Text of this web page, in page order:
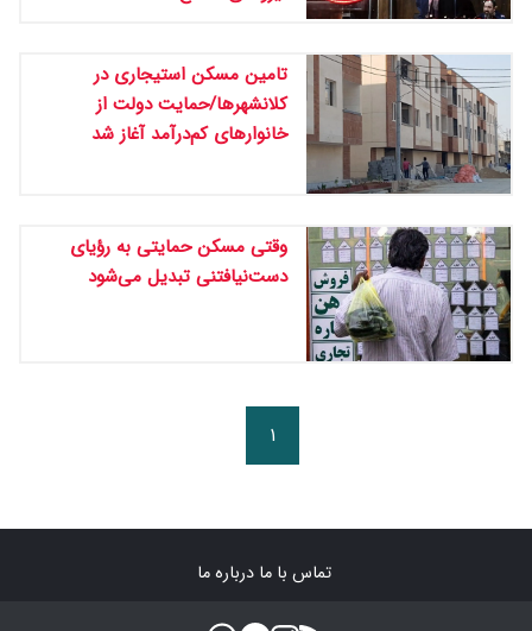
تامین مسکن استیجاری در
کلانشهرها/حمایت دولت از
خانوارهای کم‌درآمد آغاز شد
وقتی مسکن حمایتی به رؤیای
دست‌نیافتنی تبدیل می‌شود
۱
تماس با ما درباره ما